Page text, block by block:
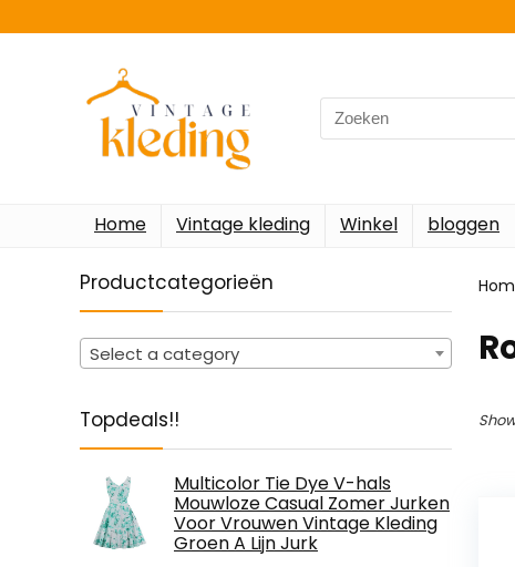
Search
for:
Home Vintage kleding Winkel bloggen
Productcategorieën
Select a category
Topdeals!!
Multicolor Tie Dye V-hals
Mouwloze Casual Zomer Jurken
Voor Vrouwen Vintage Kleding
Groen A Lijn Jurk